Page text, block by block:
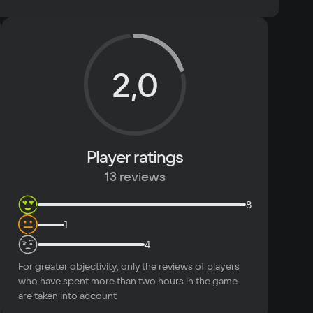
7, Windows 8, Windows 8.1, Windows 10
i5-6600 или похожий / AMD Ryzen 5 2500X или
GTX 660 2GB или похожая / AMD Radeon HD 7870 2GB
Text
2,0
Player ratings
13 reviews
8
1
4
For greater objectivity, only the reviews of players
who have spent more than two hours in the game
are taken into account